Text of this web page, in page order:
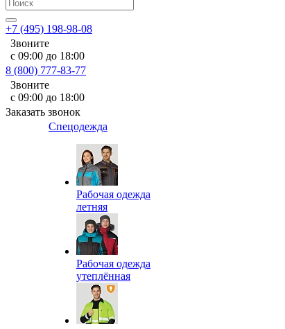
+7 (495) 198-98-08
Звоните
с 09:00 до 18:00
8 (800) 777-83-77
Звоните
с 09:00 до 18:00
Заказать звонок
Спецодежда
Рабочая одежда
летняя
Рабочая одежда
утеплённая